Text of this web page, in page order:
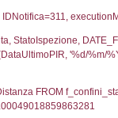
FROM
FROM